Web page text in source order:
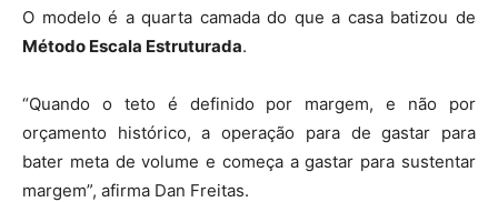
O modelo é a quarta camada do que a casa batizou de
Método Escala Estruturada.
“Quando o teto é definido por margem, e não por
orçamento histórico, a operação para de gastar para
bater meta de volume e começa a gastar para sustentar
margem”, afirma Dan Freitas.